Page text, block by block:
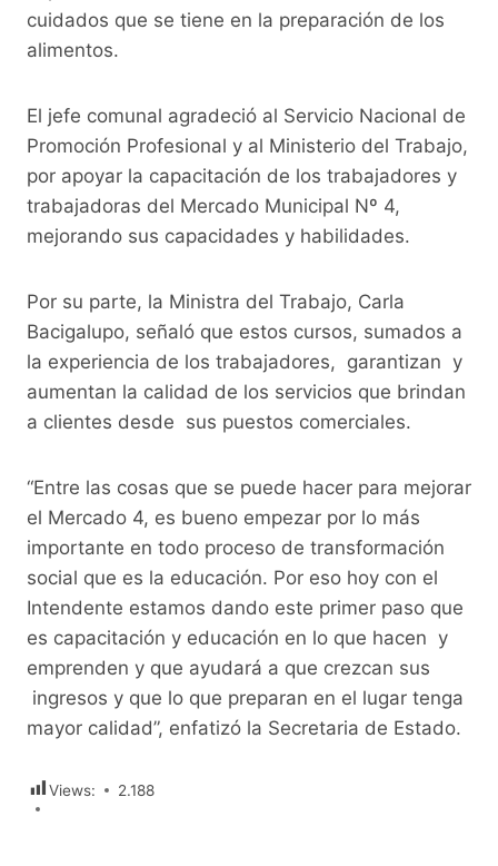
cuidados que se tiene en la preparación de los
alimentos.
El jefe comunal agradeció al Servicio Nacional de
Promoción Profesional y al Ministerio del Trabajo,
por apoyar la capacitación de los trabajadores y
trabajadoras del Mercado Municipal Nº 4,
mejorando sus capacidades y habilidades.
Por su parte, la Ministra del Trabajo, Carla
Bacigalupo, señaló que estos cursos, sumados a
la experiencia de los trabajadores, garantizan y
aumentan la calidad de los servicios que brindan
a clientes desde sus puestos comerciales.
“Entre las cosas que se puede hacer para mejorar
el Mercado 4, es bueno empezar por lo más
importante en todo proceso de transformación
social que es la educación. Por eso hoy con el
Intendente estamos dando este primer paso que
es capacitación y educación en lo que hacen y
emprenden y que ayudará a que crezcan sus
ingresos y que lo que preparan en el lugar tenga
mayor calidad”, enfatizó la Secretaria de Estado.
Views: 2.188